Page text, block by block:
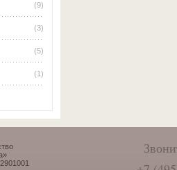
(9)
(3)
(5)
(1)